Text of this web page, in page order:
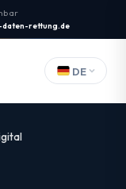
daten-rettung.de
DE